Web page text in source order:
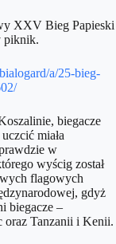
XXV Bieg Papieski
piknik.
a/25-bieg-
biegacze
miała
w
wyścig został
flagowych
gdyż
biegacze –
oraz Tanzanii i Kenii.